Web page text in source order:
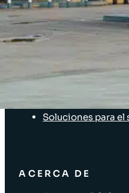
Acceso
SOLUCIONES
Soluciones de
Soluciones
Etiquetado de
Soluciones para
ACERCA DE